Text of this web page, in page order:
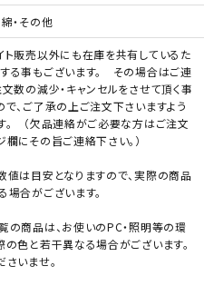
・その他
販売以外にも在庫を共有しているた
る事もございます。 その場合はご連
数の減少・キャンセルをさせて頂く事
で、ご了承の上ご注文下さいますよう
。 （欠品連絡がご必要な方はご注文
にその旨ご連絡下さい。）
は目安となりますので、実際の商品
場合がございます。
商品は、お使いのPC・照明等の環
の色と若干異なる場合がございます。
いませ。